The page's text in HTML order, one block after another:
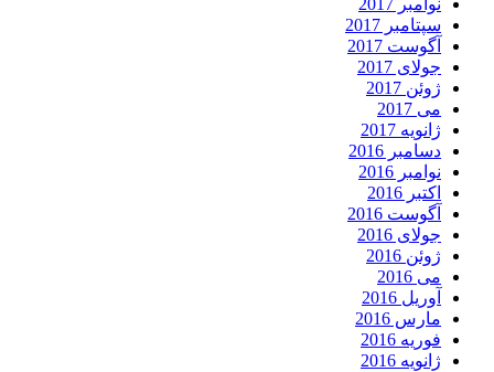
نوامبر 2017
سپتامبر 2017
آگوست 2017
جولای 2017
ژوئن 2017
می 2017
ژانویه 2017
دسامبر 2016
نوامبر 2016
اکتبر 2016
آگوست 2016
جولای 2016
ژوئن 2016
می 2016
آوریل 2016
مارس 2016
فوریه 2016
ژانویه 2016